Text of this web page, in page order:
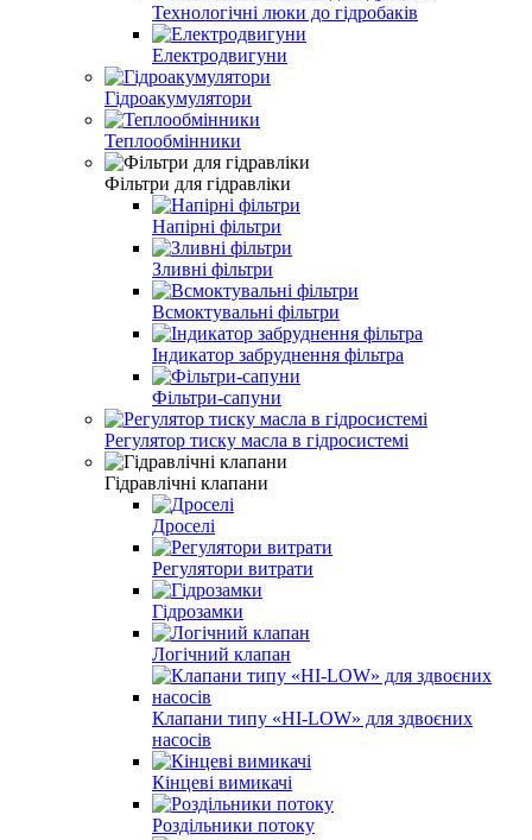
Технологічні люки до гідробаків
Електродвигуни
Гідроакумулятори
Теплообмінники
Фільтри для гідравліки
Напірні фільтри
Зливні фільтри
Всмоктувальні фільтри
Індикатор забруднення фільтра
Фільтри-сапуни
Регулятор тиску масла в гідросистемі
Гідравлічні клапани
Дроселі
Регулятори витрати
Гідрозамки
Логічний клапан
Клапани типу «HI-LOW» для здвоєних
насосів
Кінцеві вимикачі
Роздільники потоку